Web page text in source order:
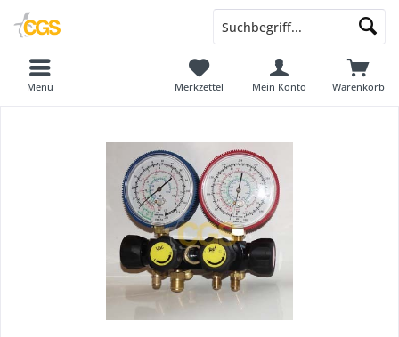
Warenkorb
Merkzettel Mein Konto
Menü